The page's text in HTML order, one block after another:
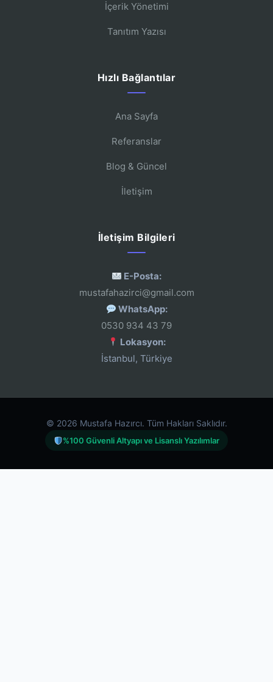
İçerik Yönetimi
Tanıtım Yazısı
Hızlı Bağlantılar
Ana Sayfa
Referanslar
Blog & Güncel
İletişim
İletişim Bilgileri
E-Posta:
mustafahazirci@gmail.com
WhatsApp:
0530 934 43 79
Lokasyon:
İstanbul, Türkiye
© 2026 Mustafa Hazırcı. Tüm Hakları Saklıdır.
%100 Güvenli Altyapı ve Lisanslı Yazılımlar